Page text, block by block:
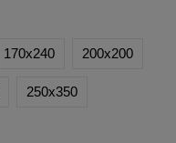
170x240 200x200
250x350